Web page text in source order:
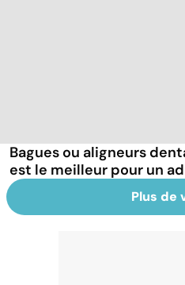
Bagues ou aligneurs
est le meilleur pour un
Plus de